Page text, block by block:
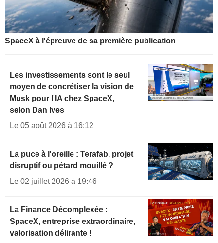
SpaceX à l'épreuve de sa première publication
Les investissements sont le seul
moyen de concrétiser la vision de
Musk pour l'IA chez SpaceX,
selon Dan Ives
Le 05 août 2026 à 16:12
La puce à l'oreille : Terafab, projet
disruptif ou pétard mouillé ?
Le 02 juillet 2026 à 19:46
La Finance Décomplexée :
SpaceX, entreprise extraordinaire,
valorisation délirante !